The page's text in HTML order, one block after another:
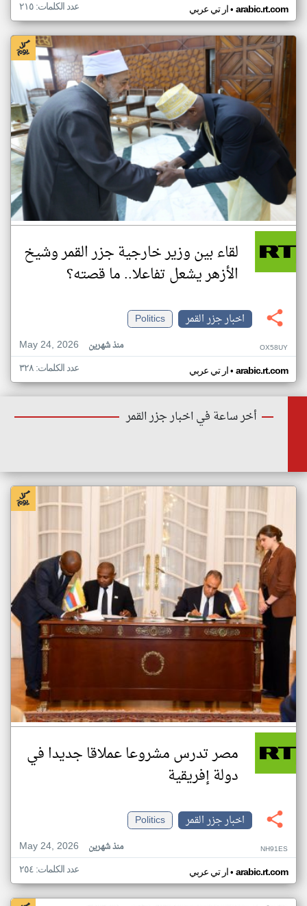
ار تي عربي• arabic.rt.com عدد الكلمات: ٢١٥
لقاء بين وزير خارجية جزر القمر وشيخ
الأزهر يشعل تفاعلا.. ما قصته؟
اخبار جزر القمر
Politics
May 24, 2026
منذ شهرين OX58UY
ار تي عربي• arabic.rt.com عدد الكلمات: ٣٢٨
أخر ساعة في اخبار جزر القمر
مصر تدرس مشروعا عملاقا جديدا في
دولة إفريقية
اخبار جزر القمر
Politics
May 24, 2026
منذ شهرين NH91ES
ار تي عربي• arabic.rt.com عدد الكلمات: ٢٥٤